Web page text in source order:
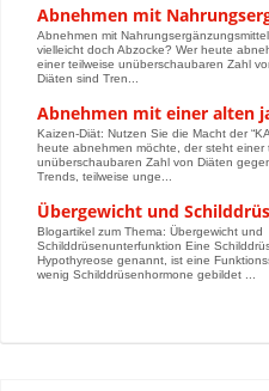
Abnehmen mit
Abnehmen mit
vielleicht doch Abzocke? Wer heute
einer teilweise unüberschaubaren Zahl
Diäten sind Tren...
Abnehmen mit einer alten
Kaizen-Diät: Nutzen Sie die Macht der
heute abnehmen möchte, der steht einer
unüberschaubaren Zahl von Diäten
Trends, teilweise unge...
Übergewicht und
Blogartikel zum Thema: Übergewicht und
Schilddrüsenunterfunktion Eine
Hypothyreose genannt, ist eine
wenig Schilddrüsenhormone gebildet ...